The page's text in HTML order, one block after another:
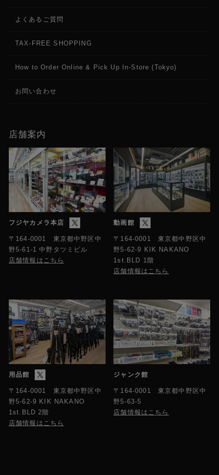
よくあるご質問
TAX-FREE SHOPPING
How to Order Online & Pick Up In-Store (Tokyo)
お問い合わせ
店舗案内
フジヤカメラ本店
〒164-0001 東京都中野区中
野5-61-1 中野タツミビル
店舗情報はこちら
動画館
〒164-0001 東京都中野区中
野5-62-9 KIK NAKANO
1st.BLD 1階
店舗情報はこちら
用品館
〒164-0001 東京都中野区中
野5-62-9 KIK NAKANO
1st.BLD 2階
店舗情報はこちら
ジャンク館
〒164-0001 東京都中野区中
野5-63-5
店舗情報はこちら